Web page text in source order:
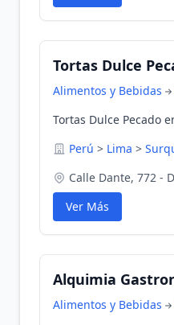
Tortas Dulce
Alimentos y Bebidas
Tortas Dulce Pecado
Perú > Lima >
Calle Dante, 772 -
Ver Más
Alquimia
Alimentos y Bebidas